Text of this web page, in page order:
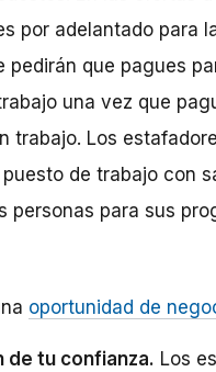
por adelantado para
que pagues
una vez que
trabajo. Los
de trabajo con
para sus
oportunidad de
de tu confianza. Los